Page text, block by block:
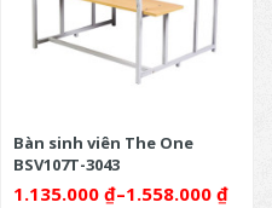
Bàn sinh viên The One
BSV107T-3043
1.135.000 ₫–1.558.000 ₫